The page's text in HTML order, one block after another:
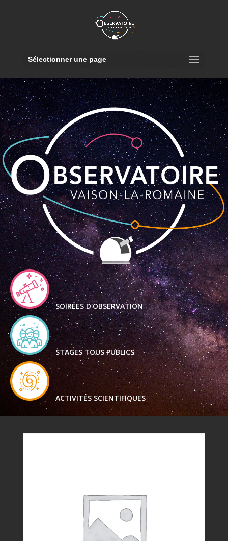
Sélectionner une page
SOIRÉES D'OBSERVATION
STAGES TOUS PUBLICS
ACTIVITÉS SCIENTIFIQUES